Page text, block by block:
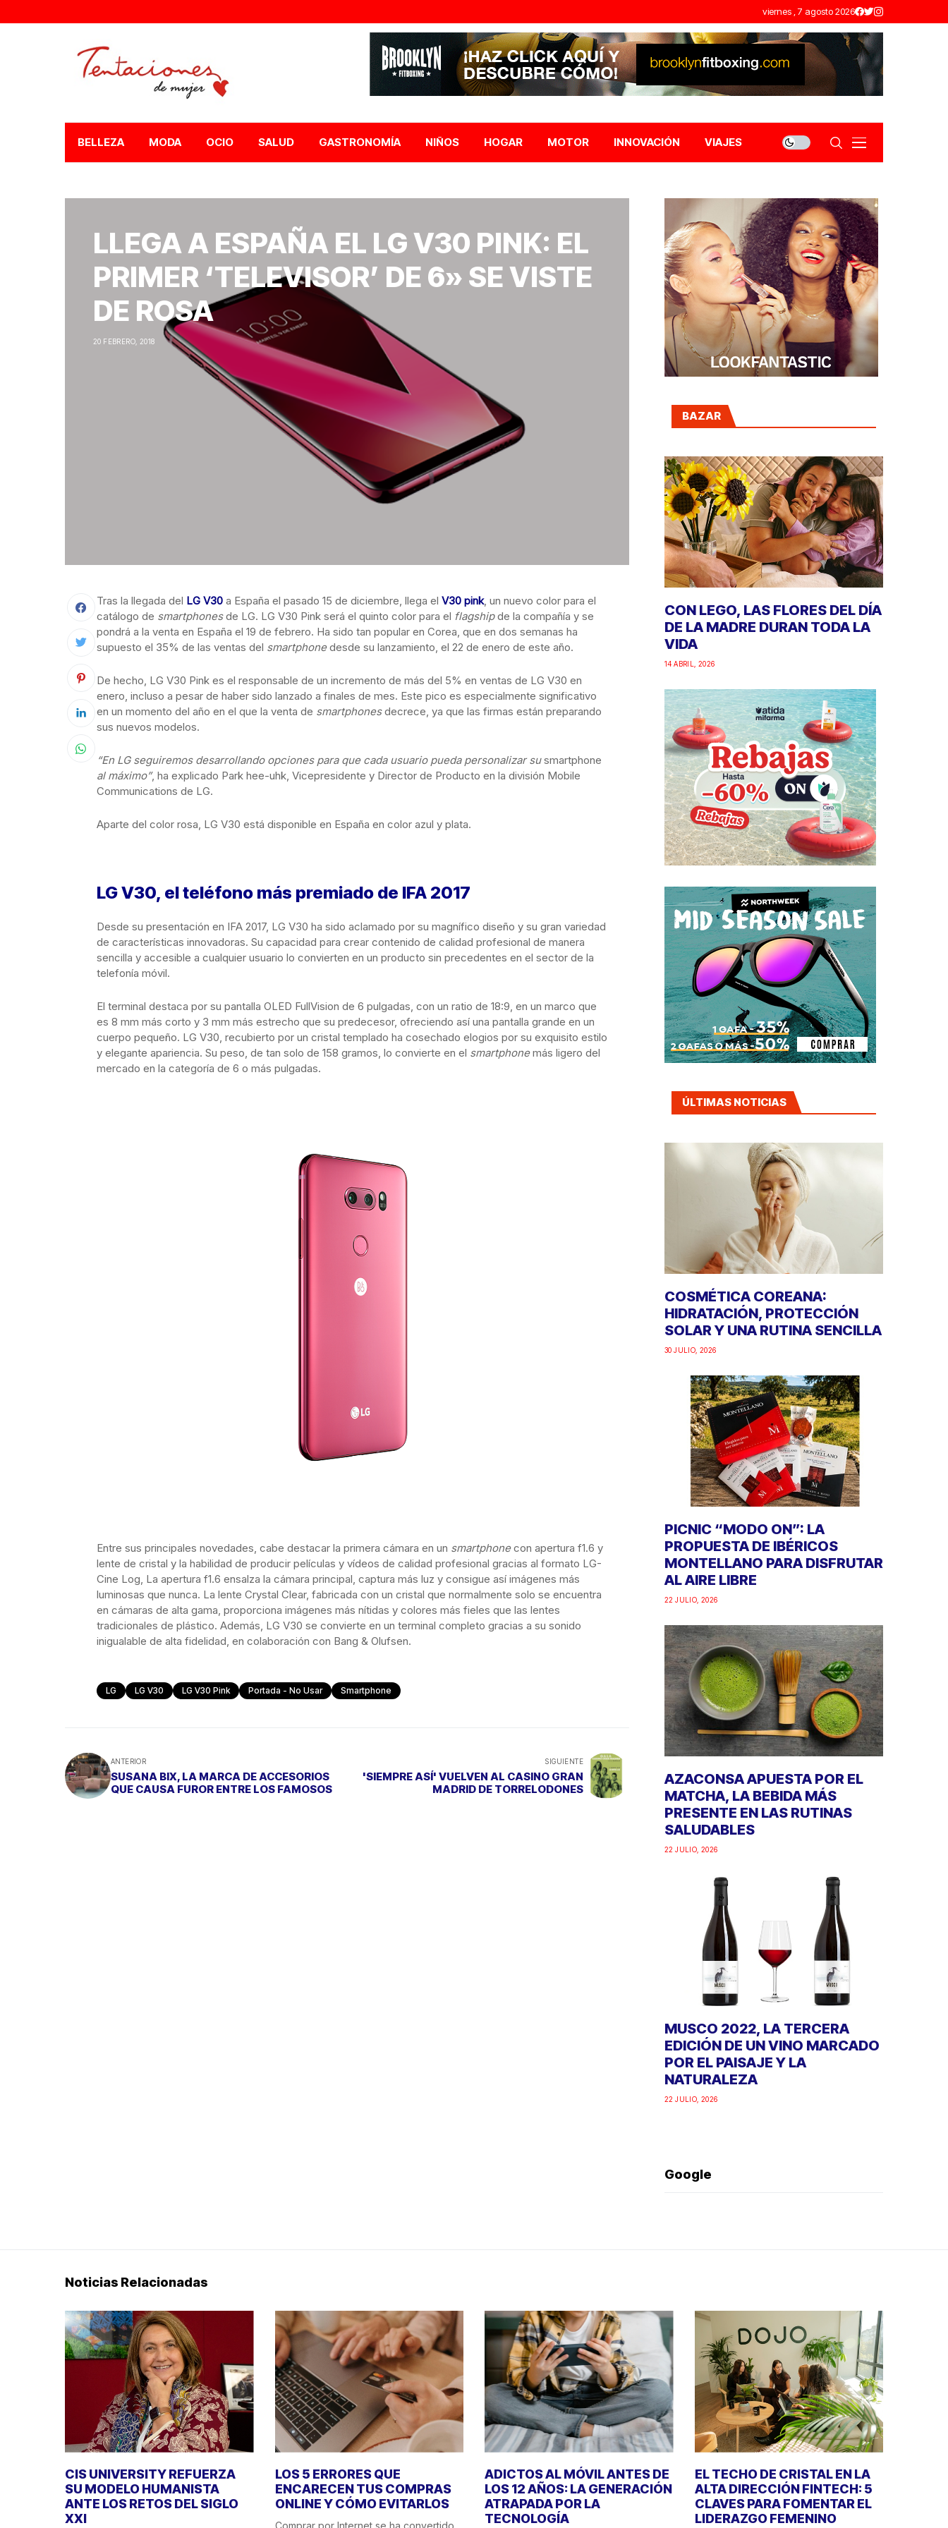
viernes , 7 agosto 2026
BELLEZA MODA OCIO SALUD GASTRONOMÍA NIÑOS HOGAR MOTOR INNOVACIÓN VIAJES
LLEGA A ESPAÑA EL LG V30 PINK: EL
PRIMER ‘TELEVISOR’ DE 6» SE VISTE
DE ROSA
20 FEBRERO, 2018
Tras la llegada del LG V30 a España el pasado 15 de diciembre, llega el V30 pink, un nuevo color para el
catálogo de smartphonesde LG. LG V30 Pink será el quinto color para el flagshipde la compañía y se
pondrá a la venta en España el 19 de febrero. Ha sido tan popular en Corea, que en dos semanas ha
supuesto el 35% de las ventas del smartphonedesde su lanzamiento, el 22 de enero de este año.
De hecho, LG V30 Pink es el responsable de un incremento de más del 5% en ventas de LG V30 en
enero, incluso a pesar de haber sido lanzado a finales de mes. Este pico es especialmente significativo
en un momento del año en el que la venta de smartphonesdecrece, ya que las firmas están preparando
sus nuevos modelos.
“En LG seguiremos desarrollando opciones para que cada usuario pueda personalizar susmartphone
al máximo”, ha explicado Park hee-uhk, Vicepresidente y Director de Producto en la división Mobile
Communications de LG.
Aparte del color rosa, LG V30 está disponible en España en color azul y plata.
LG V30, el teléfono más premiado de IFA 2017
Desde su presentación en IFA 2017, LG V30 ha sido aclamado por su magnífico diseño y su gran variedad
de características innovadoras. Su capacidad para crear contenido de calidad profesional de manera
sencilla y accesible a cualquier usuario lo convierten en un producto sin precedentes en el sector de la
telefonía móvil.
El terminal destaca por su pantalla OLED FullVision de 6 pulgadas, con un ratio de 18:9, en un marco que
es 8 mm más corto y 3 mm más estrecho que su predecesor, ofreciendo así una pantalla grande en un
cuerpo pequeño. LG V30, recubierto por un cristal templado ha cosechado elogios por su exquisito estilo
y elegante apariencia. Su peso, de tan solo de 158 gramos, lo convierte en el smartphonemás ligero del
mercado en la categoría de 6 o más pulgadas.
Entre sus principales novedades, cabe destacar la primera cámara en un smartphonecon apertura f1.6 y
lente de cristal y la habilidad de producir películas y vídeos de calidad profesional gracias al formato LG-
Cine Log, La apertura f1.6 ensalza la cámara principal, captura más luz y consigue así imágenes más
luminosas que nunca. La lente Crystal Clear, fabricada con un cristal que normalmente solo se encuentra
en cámaras de alta gama, proporciona imágenes más nítidas y colores más fieles que las lentes
tradicionales de plástico. Además, LG V30 se convierte en un terminal completo gracias a su sonido
inigualable de alta fidelidad, en colaboración con Bang & Olufsen.
LG LG V30 LG V30 Pink Portada - No Usar Smartphone
ANTERIOR
SUSANA BIX, LA MARCA DE ACCESORIOS
QUE CAUSA FUROR ENTRE LOS FAMOSOS
SIGUIENTE
'SIEMPRE ASÍ' VUELVEN AL CASINO GRAN
MADRID DE TORRELODONES
BAZAR
CON LEGO, LAS FLORES DEL DÍA
DE LA MADRE DURAN TODA LA
VIDA
14 ABRIL, 2026
ÚLTIMAS NOTICIAS
COSMÉTICA COREANA:
HIDRATACIÓN, PROTECCIÓN
SOLAR Y UNA RUTINA SENCILLA
30 JULIO, 2026
PICNIC “MODO ON”: LA
PROPUESTA DE IBÉRICOS
MONTELLANO PARA DISFRUTAR
AL AIRE LIBRE
22 JULIO, 2026
AZACONSA APUESTA POR EL
MATCHA, LA BEBIDA MÁS
PRESENTE EN LAS RUTINAS
SALUDABLES
22 JULIO, 2026
MUSCO 2022, LA TERCERA
EDICIÓN DE UN VINO MARCADO
POR EL PAISAJE Y LA
NATURALEZA
22 JULIO, 2026
Google
Noticias Relacionadas
CIS UNIVERSITY REFUERZA
SU MODELO HUMANISTA
ANTE LOS RETOS DEL SIGLO
XXI
LOS 5 ERRORES QUE
ENCARECEN TUS COMPRAS
ONLINE Y CÓMO EVITARLOS
Comprar por Internet se ha convertido
ADICTOS AL MÓVIL ANTES DE
LOS 12 AÑOS: LA GENERACIÓN
ATRAPADA POR LA
TECNOLOGÍA
EL TECHO DE CRISTAL EN LA
ALTA DIRECCIÓN FINTECH: 5
CLAVES PARA FOMENTAR EL
LIDERAZGO FEMENINO